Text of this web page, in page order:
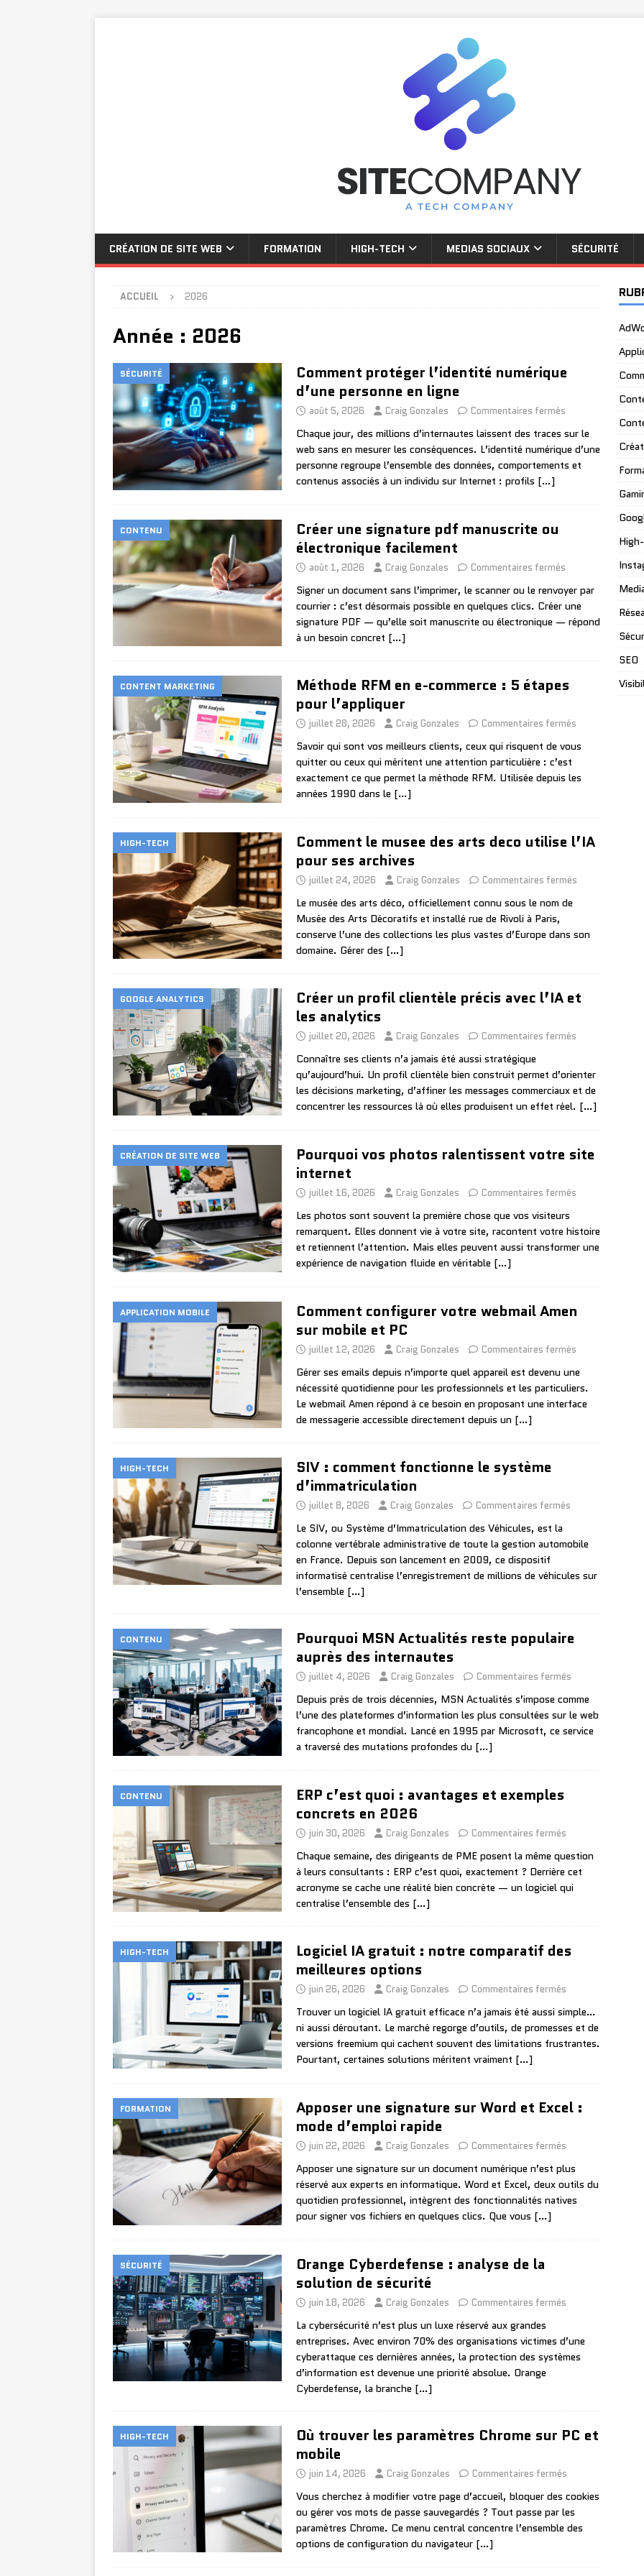
CRÉATION DE SITE WEB FORMATION HIGH-TECH MEDIAS SOCIAUX SÉCURITÉ
ACCUEIL 2026
Année : 2026
SÉCURITÉ
Comment protéger l’identité numérique
d’une personne en ligne
août 5, 2026 Craig Gonzales Commentaires fermés
Chaque jour, des millions d’internautes laissent des traces sur le
web sans en mesurer les conséquences. L’identité numérique d’une
personne regroupe l’ensemble des données, comportements et
contenus associés à un individu sur Internet : profils […]
CONTENU
Créer une signature pdf manuscrite ou
électronique facilement
août 1, 2026 Craig Gonzales Commentaires fermés
Signer un document sans l’imprimer, le scanner ou le renvoyer par
courrier : c’est désormais possible en quelques clics. Créer une
signature PDF — qu’elle soit manuscrite ou électronique — répond
à un besoin concret […]
CONTENT MARKETING
Méthode RFM en e-commerce : 5 étapes
pour l’appliquer
juillet 28, 2026 Craig Gonzales Commentaires fermés
Savoir qui sont vos meilleurs clients, ceux qui risquent de vous
quitter ou ceux qui méritent une attention particulière : c’est
exactement ce que permet la méthode RFM. Utilisée depuis les
années 1990 dans le […]
HIGH-TECH
Comment le musee des arts deco utilise l’IA
pour ses archives
juillet 24, 2026 Craig Gonzales Commentaires fermés
Le musée des arts déco, officiellement connu sous le nom de
Musée des Arts Décoratifs et installé rue de Rivoli à Paris,
conserve l’une des collections les plus vastes d’Europe dans son
domaine. Gérer des […]
GOOGLE ANALYTICS
Créer un profil clientèle précis avec l’IA et
les analytics
juillet 20, 2026 Craig Gonzales Commentaires fermés
Connaître ses clients n’a jamais été aussi stratégique
qu’aujourd’hui. Un profil clientèle bien construit permet d’orienter
les décisions marketing, d’affiner les messages commerciaux et de
concentrer les ressources là où elles produisent un effet réel. […]
CRÉATION DE SITE WEB
Pourquoi vos photos ralentissent votre site
internet
juillet 16, 2026 Craig Gonzales Commentaires fermés
Les photos sont souvent la première chose que vos visiteurs
remarquent. Elles donnent vie à votre site, racontent votre histoire
et retiennent l’attention. Mais elles peuvent aussi transformer une
expérience de navigation fluide en véritable […]
APPLICATION MOBILE
Comment configurer votre webmail Amen
sur mobile et PC
juillet 12, 2026 Craig Gonzales Commentaires fermés
Gérer ses emails depuis n’importe quel appareil est devenu une
nécessité quotidienne pour les professionnels et les particuliers.
Le webmail Amen répond à ce besoin en proposant une interface
de messagerie accessible directement depuis un […]
HIGH-TECH
SIV : comment fonctionne le système
d’immatriculation
juillet 8, 2026 Craig Gonzales Commentaires fermés
Le SIV, ou Système d’Immatriculation des Véhicules, est la
colonne vertébrale administrative de toute la gestion automobile
en France. Depuis son lancement en 2009, ce dispositif
informatisé centralise l’enregistrement de millions de véhicules sur
l’ensemble […]
CONTENU
Pourquoi MSN Actualités reste populaire
auprès des internautes
juillet 4, 2026 Craig Gonzales Commentaires fermés
Depuis près de trois décennies, MSN Actualités s’impose comme
l’une des plateformes d’information les plus consultées sur le web
francophone et mondial. Lancé en 1995 par Microsoft, ce service
a traversé des mutations profondes du […]
CONTENU
ERP c’est quoi : avantages et exemples
concrets en 2026
juin 30, 2026 Craig Gonzales Commentaires fermés
Chaque semaine, des dirigeants de PME posent la même question
à leurs consultants : ERP c’est quoi, exactement ? Derrière cet
acronyme se cache une réalité bien concrète — un logiciel qui
centralise l’ensemble des […]
HIGH-TECH
Logiciel IA gratuit : notre comparatif des
meilleures options
juin 26, 2026 Craig Gonzales Commentaires fermés
Trouver un logiciel IA gratuit efficace n’a jamais été aussi simple…
ni aussi déroutant. Le marché regorge d’outils, de promesses et de
versions freemium qui cachent souvent des limitations frustrantes.
Pourtant, certaines solutions méritent vraiment […]
FORMATION
Apposer une signature sur Word et Excel :
mode d’emploi rapide
juin 22, 2026 Craig Gonzales Commentaires fermés
Apposer une signature sur un document numérique n’est plus
réservé aux experts en informatique. Word et Excel, deux outils du
quotidien professionnel, intègrent des fonctionnalités natives
pour signer vos fichiers en quelques clics. Que vous […]
SÉCURITÉ
Orange Cyberdefense : analyse de la
solution de sécurité
juin 18, 2026 Craig Gonzales Commentaires fermés
La cybersécurité n’est plus un luxe réservé aux grandes
entreprises. Avec environ 70% des organisations victimes d’une
cyberattaque ces dernières années, la protection des systèmes
d’information est devenue une priorité absolue. Orange
Cyberdefense, la branche […]
HIGH-TECH
Où trouver les paramètres Chrome sur PC et
mobile
juin 14, 2026 Craig Gonzales Commentaires fermés
Vous cherchez à modifier votre page d’accueil, bloquer des cookies
ou gérer vos mots de passe sauvegardés ? Tout passe par les
paramètres Chrome. Ce menu central concentre l’ensemble des
options de configuration du navigateur […]
SEO